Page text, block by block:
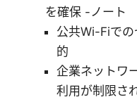
を確保 -ノート
公共Wi-Fiで
的
企業ネットワ
利用が制限さ